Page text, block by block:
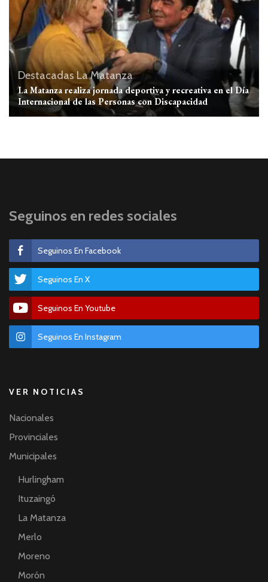
DestacadasLa Matanza
La Matanza realiza jornada deportiva y recreativa en el Día
Internacional de las Personas con Discapacidad
Seguinos en redes sociales
Seguinos En Facebook
Seguinos En X
Seguinos En Youtube
Seguinos En Instagram
VER NOTICIAS
Nacionales
Provinciales
Municipales
Hurlingham
Ituzaingó
La Matanza
Merlo
Moreno
Morón